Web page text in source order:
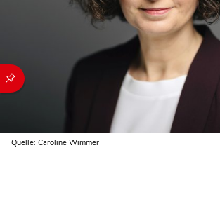
Durch die folgenden Buttons können Sie
Quelle: Caroline Wimmer